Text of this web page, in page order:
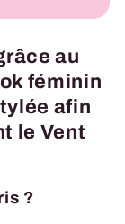
au
féminin
afin
le Vent
?